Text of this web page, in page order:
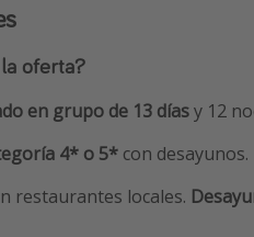
oferta?
en grupo de 13 díasy 12
4* o 5* con desayunos.
restaurantes locales.